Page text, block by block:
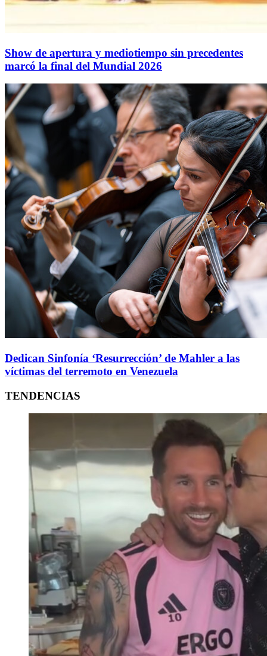
Show de apertura y mediotiempo sin precedentes
marcó la final del Mundial 2026
Dedican Sinfonía ‘Resurrección’ de Mahler a las
víctimas del terremoto en Venezuela
TENDENCIAS